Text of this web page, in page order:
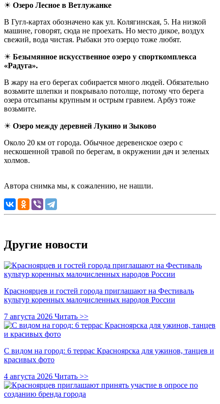
☀ Озеро Лесное в Ветлужанке
В Гугл-картах обозначено как ул. Колягинская, 5. На низкой
машине, говорят, сюда не проехать. Но место дикое, воздух
свежий, вода чистая. Рыбаки это озерцо тоже любят.
☀ Безымянное искусственное озеро у спорткомплекса
«Радуга».
В жару на его берегах собирается много людей. Обязательно
возьмите шлепки и покрывало потолще, потому что берега
озера отсыпаны крупным и острым гравием. Арбуз тоже
возьмите.
☀ Озеро между деревней Лукино и Зыково
Около 20 км от города. Обычное деревенское озеро с
нескошенной травой по берегам, в окружении дач и зеленых
холмов.
Автора снимка мы, к сожалению, не нашли.
Другие новости
Красноярцев и гостей города приглашают на Фестиваль
культур коренных малочисленных народов России
7 августа 2026 Читать >>
С видом на город: 6 террас Красноярска для ужинов, танцев и
красивых фото
4 августа 2026 Читать >>